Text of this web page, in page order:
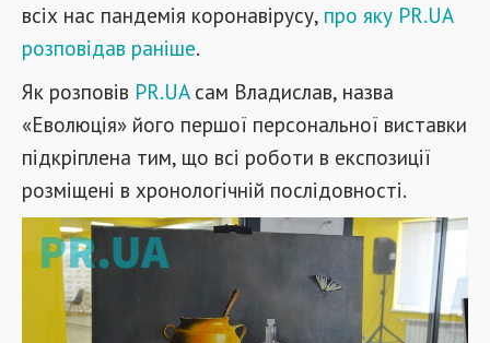
всіх нас пандемія коронавірусу, про яку PR.UA
розповідав раніше.
Як розповів PR.UA сам Владислав, назва
«Еволюція» його першої персональної виставки
підкріплена тим, що всі роботи в експозиції
розміщені в хронологічній послідовності.